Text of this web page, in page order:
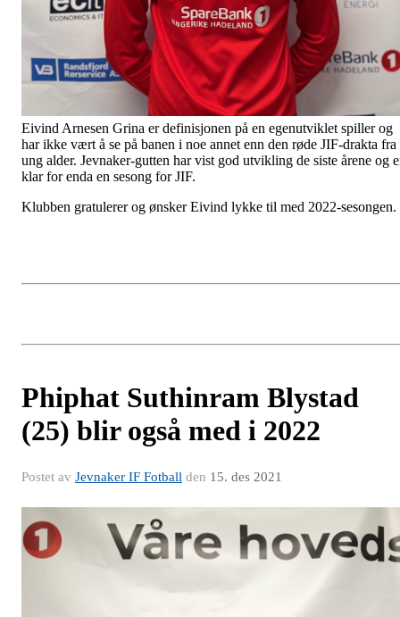
Eivind Arnesen Grina er definisjonen på en egenutviklet spiller og
har ikke vært å se på banen i noe annet enn den røde JIF-drakta fra
ung alder. Jevnaker-gutten har vist god utvikling de siste årene og
klar for enda en sesong for JIF.
Klubben gratulerer og ønsker Eivind lykke til med 2022-sesongen.
Phiphat Suthinram Blystad
(25) blir også med i 2022
Postet av Jevnaker IF Fotball den 15. des 2021